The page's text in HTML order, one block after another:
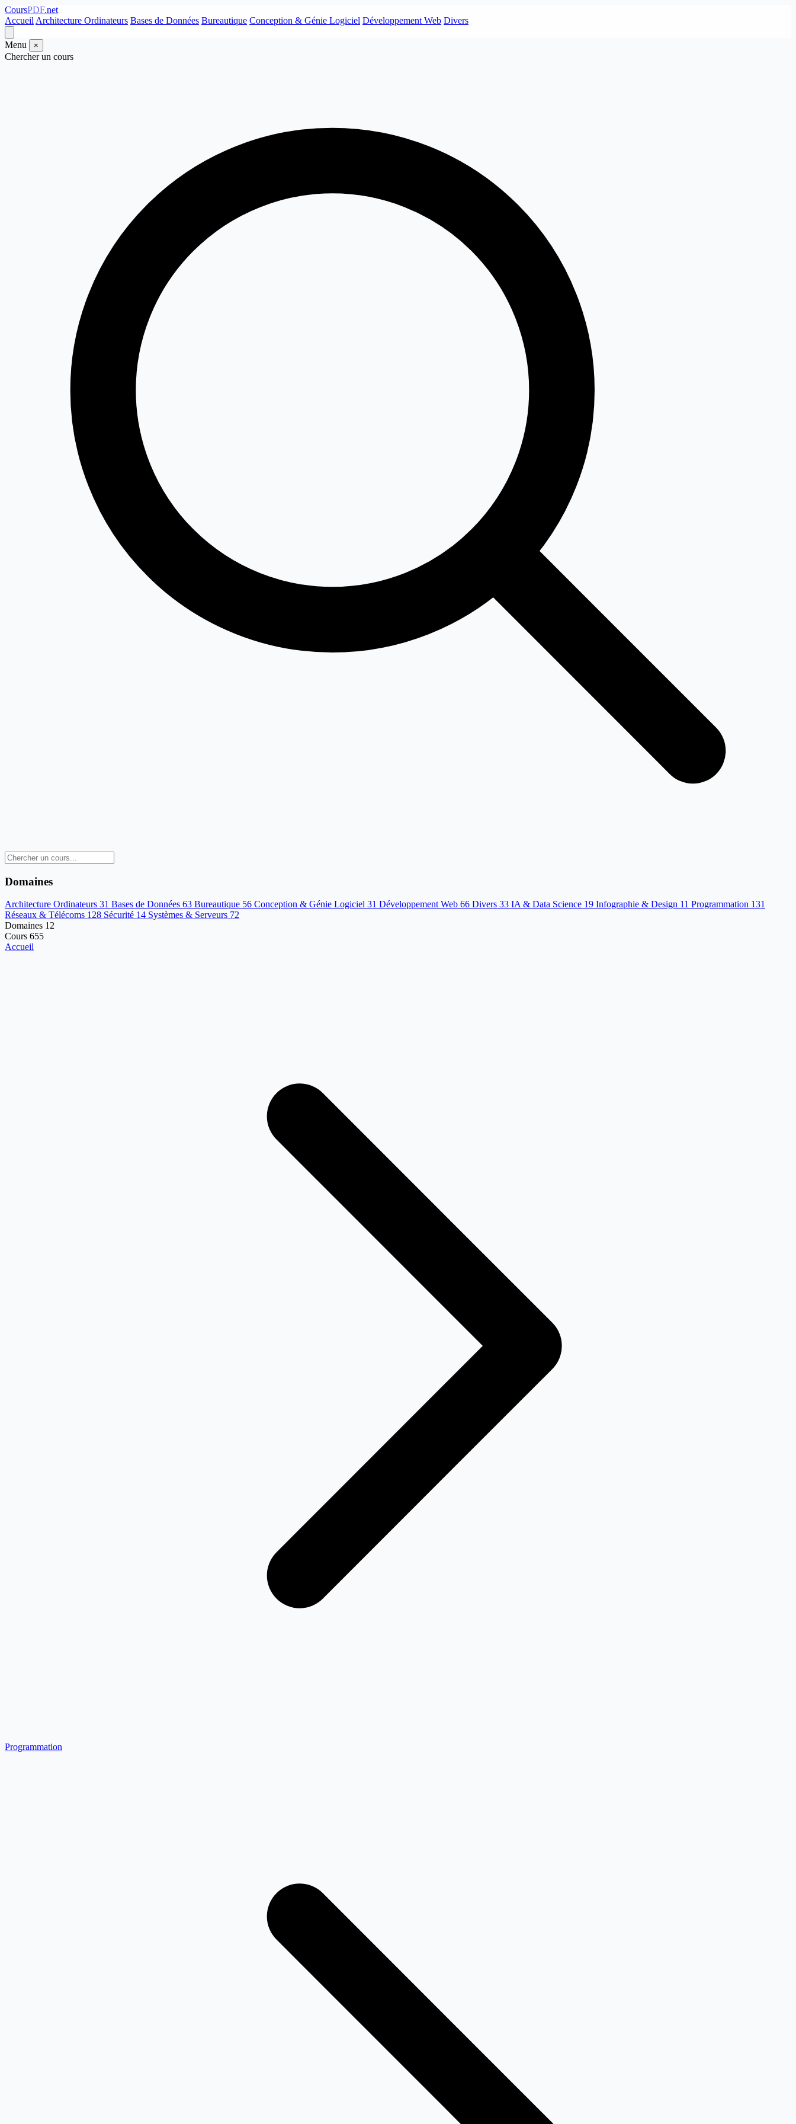
CoursPDF.net
Accueil Architecture Ordinateurs Bases de Données Bureautique Conception & Génie Logiciel Développement Web Divers
Menu ×
Chercher un cours
Domaines
Architecture Ordinateurs 31 Bases de Données 63 Bureautique 56 Conception & Génie Logiciel 31 Développement Web 66 Divers 33 IA & Data Science 19 Infographie & Design 11 Programmation 131
Réseaux & Télécoms 128 Sécurité 14 Systèmes & Serveurs 72
Domaines 12
Cours 655
Accueil
Programmation